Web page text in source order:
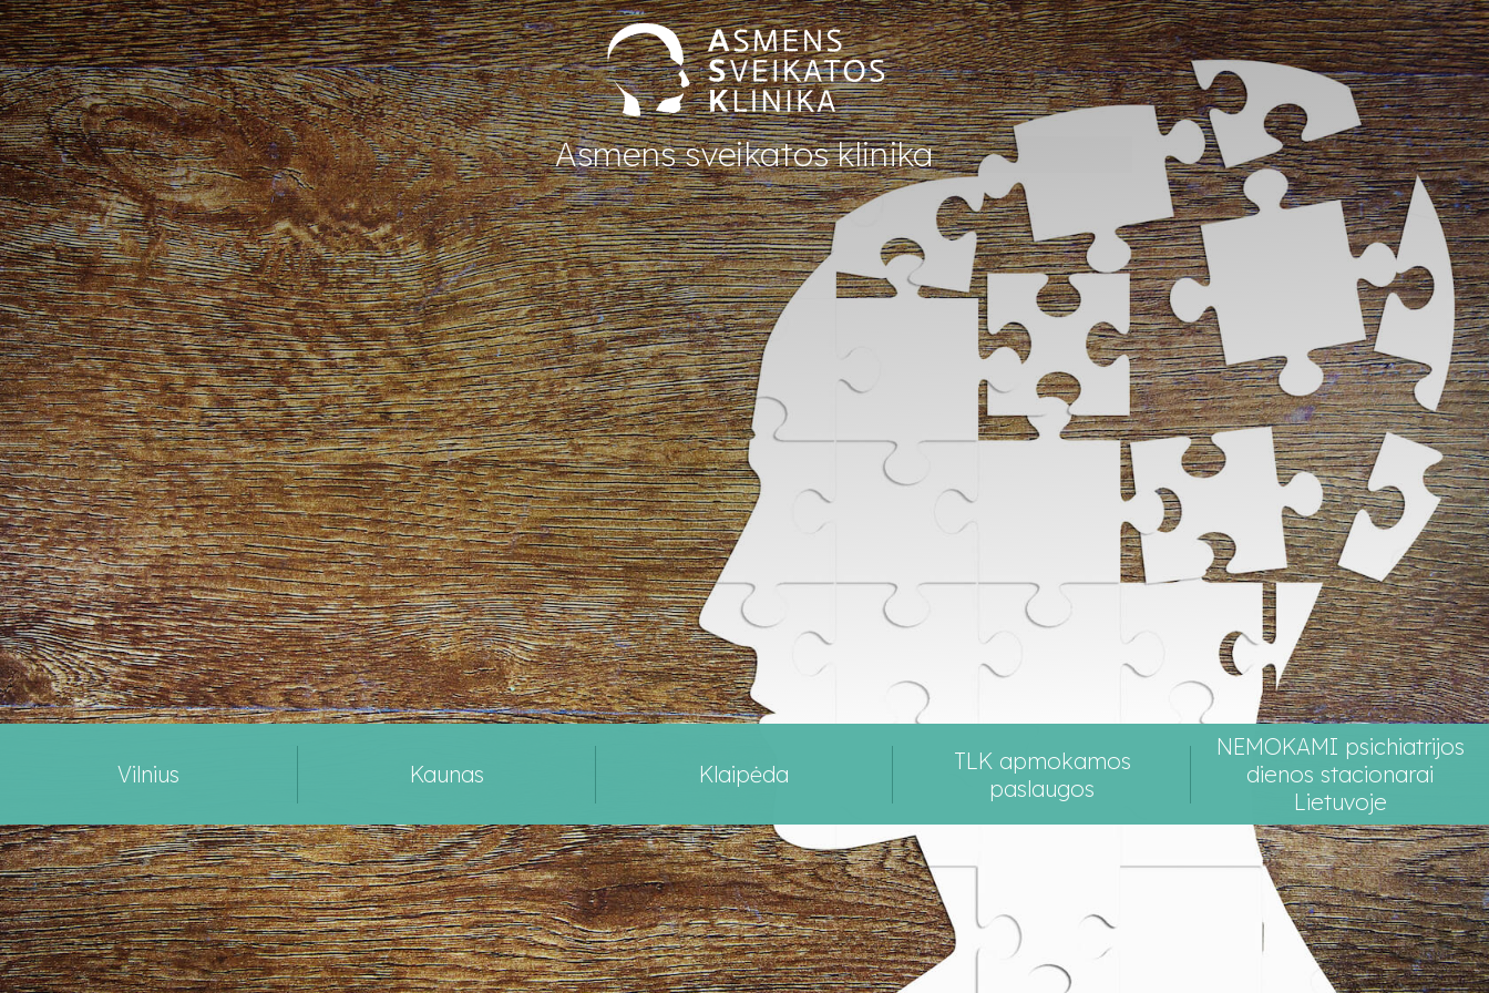
Asmens sveikatos klinika
Vilnius Kaunas Klaipėda
TLK apmokamos
paslaugos
NEMOKAMI psichiatrijos
dienos stacionarai
Lietuvoje